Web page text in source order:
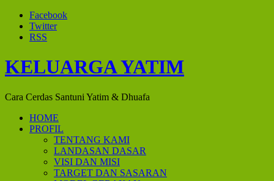
Facebook
Twitter
RSS
KELUARGA YATIM
Cara Cerdas Santuni Yatim & Dhuafa
HOME
PROFIL
TENTANG KAMI
LANDASAN DASAR
VISI DAN MISI
TARGET DAN SASARAN